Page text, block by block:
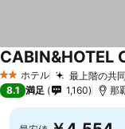
2 ホテルのランク
ホテル 最上階の共
CABIN&HOTEL
8.1 満足 1,160 那